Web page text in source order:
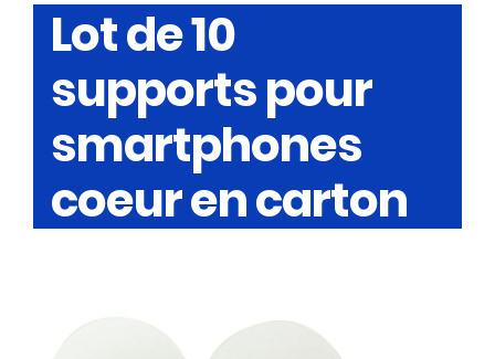
Lot de 10
supports pour
smartphones
coeur en carton